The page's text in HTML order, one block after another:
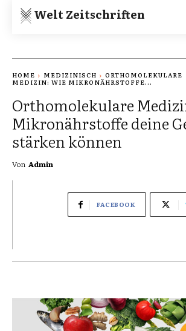
Welt Zeitschriften
HOME MEDIZINISCH
ORTHOMOLEKULARE
MEDIZIN: WIE MIKRONÄHRSTOFFE...
Orthomolekulare
Mikronährstoffe deine
stärken können
Von Admin
FACEBOOK